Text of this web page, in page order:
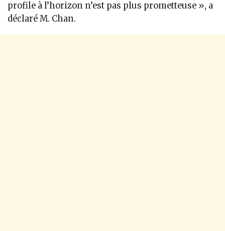
profile à l’horizon n’est pas plus prometteuse », a
déclaré M. Chan.